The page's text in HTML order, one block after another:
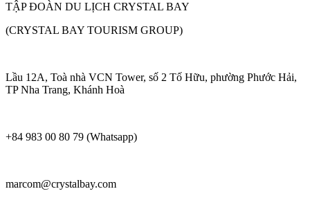
TẬP ĐOÀN DU LỊCH CRYSTAL BAY
(CRYSTAL BAY TOURISM GROUP)
Lầu 12A, Toà nhà VCN Tower, số 2 Tố Hữu, phường Phước Hải,
TP Nha Trang, Khánh Hoà
+84 983 00 80 79 (Whatsapp)
marcom@crystalbay.com